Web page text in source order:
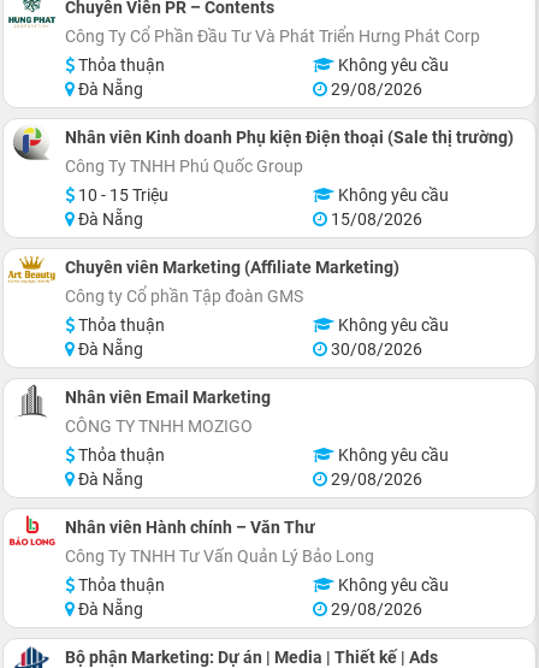
Chuyên Viên PR – Contents
Công Ty Cổ Phần Đầu Tư Và Phát Triển Hưng Phát Corp
Thỏa thuận
Không yêu cầu
Đà Nẵng
29/08/2026
Nhân viên Kinh doanh Phụ kiện Điện thoại (Sale thị trường)
Công Ty TNHH Phú Quốc Group
10 - 15 Triệu
Không yêu cầu
Đà Nẵng
15/08/2026
Chuyên viên Marketing (Affiliate Marketing)
Công ty Cổ phần Tập đoàn GMS
Thỏa thuận
Không yêu cầu
Đà Nẵng
30/08/2026
Nhân viên Email Marketing
CÔNG TY TNHH MOZIGO
Thỏa thuận
Không yêu cầu
Đà Nẵng
29/08/2026
Nhân viên Hành chính – Văn Thư
Công Ty TNHH Tư Vấn Quản Lý Bảo Long
Thỏa thuận
Không yêu cầu
Đà Nẵng
29/08/2026
Bộ phận Marketing: Dự án | Media | Thiết kế | Ads